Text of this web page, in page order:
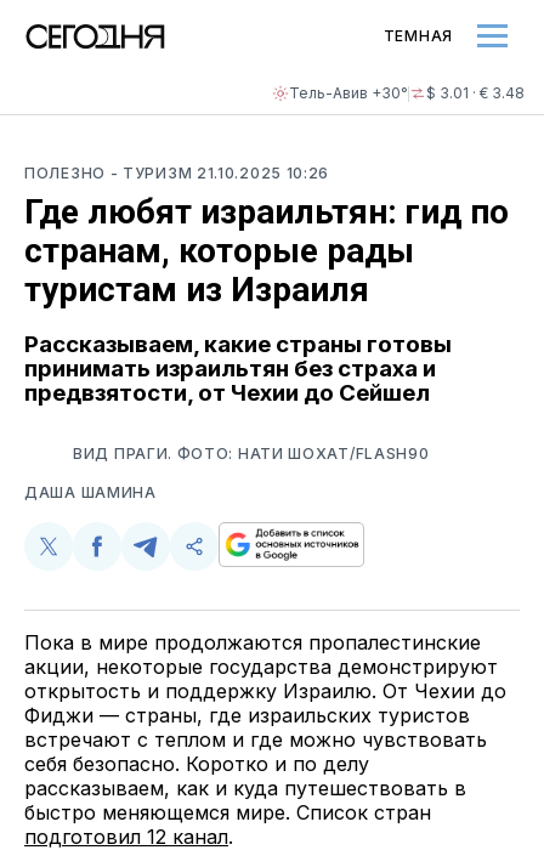
Тель-Авив +30° $ 3.01 · € 3.48
ТЕМНАЯ
ПОЛЕЗНО - ТУРИЗМ 21.10.2025 10:26
Где любят израильтян: гид по
странам, которые рады
туристам из Израиля
Рассказываем, какие страны готовы
принимать израильтян без страха и
предвзятости, от Чехии до Сейшел
ВИД ПРАГИ. ФОТО: НАТИ ШОХАТ/FLASH90
ДАША ШАМИНА
Поделиться
Twitter
Поделиться
Facebook
Поделиться
Telegram
Скопируйте
поделитесь
Пока в мире продолжаются пропалестинские
акции, некоторые государства демонстрируют
открытость и поддержку Израилю. От Чехии до
Фиджи — страны, где израильских туристов
встречают с теплом и где можно чувствовать
себя безопасно. Коротко и по делу
рассказываем, как и куда путешествовать в
быстро меняющемся мире. Список стран
подготовил 12 канал.